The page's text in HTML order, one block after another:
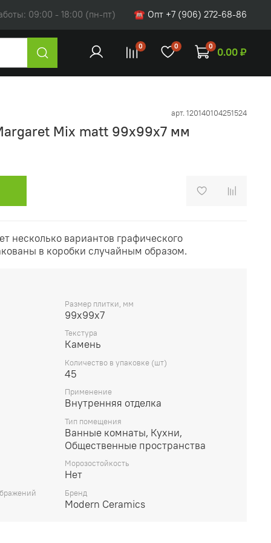
09:00 - 18:00 (пн-пт) ☎ Опт +7 (906) 272-68-86
0 0 0 0.00 ₽
арт. 120140104251524
Mix matt 99x99х7 мм
несколько вариантов графического
в коробки случайным образом.
Размер плитки, мм
99x99x7
Текстура
Камень
Количество в упаковке (шт)
45
Применение
Внутренняя отделка
Тип помещения
Ванные комнаты, Кухни,
Общественные пространства
Морозостойкость
Нет
Бренд
Modern Ceramics